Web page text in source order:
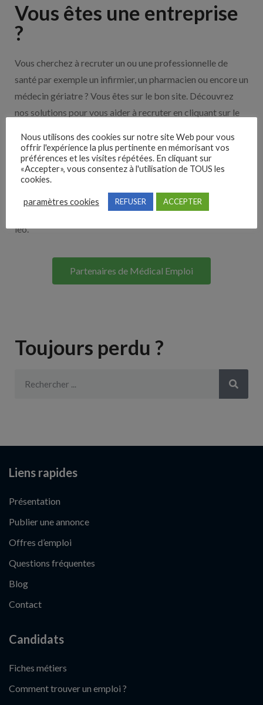
Vous êtes une entreprise
?
Vous cherchez à recruter un ou une professionnelle de
santé par exemple un infirmier, un pharmacien ou encore un
médecin gériatre ? Vous êtes sur le bon site. Découvrez
nos solutions pour vous aider à recruter en cliquant sur le
Nos solutions entreprises
Lorem ipsum dolor sit amet, consectetur adipiscing elit. Ut
elit tellus, luctus nec ullamcorper mattis, pulvinar dapibus
leo.
Partenaires de Médical Emploi
Toujours perdu ?
Liens rapides
Présentation
Publier une annonce
Offres d’emploi
Questions fréquentes
Blog
Contact
Candidats
Fiches métiers
Comment trouver un emploi ?
Nous utilisons des cookies sur notre site Web pour vous
offrir l'expérience la plus pertinente en mémorisant vos
préférences et les visites répétées. En cliquant sur
«Accepter», vous consentez à l'utilisation de TOUS les
cookies.
paramètres cookies REFUSER ACCEPTER